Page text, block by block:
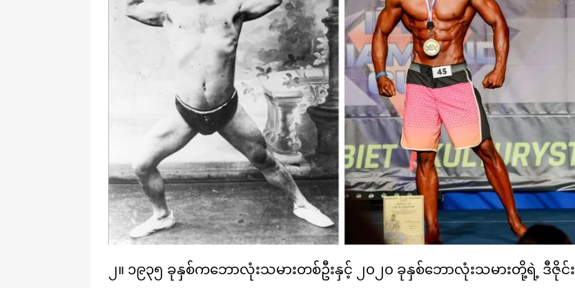
၂။ ၁၉၃၅ ခုနှစ်ကဘောလုံးသမားတစ်ဦးနှင့် ၂၀၂၀ ခုနှစ်ဘောလုံးသမားတို့ရဲ့ ဒီဇိုင်း